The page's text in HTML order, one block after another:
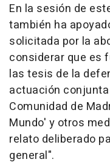
En la sesión de
también ha
solicitada por la
considerar que es
las tesis de la
actuación
Comunidad de
Mundo' y otros
relato deliberado
general".